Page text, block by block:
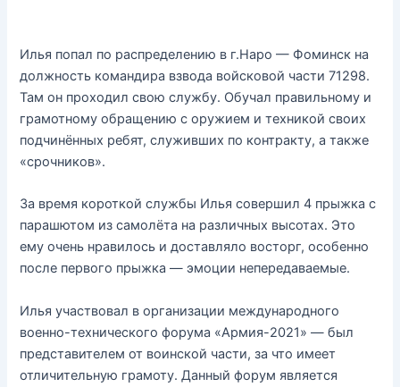
Илья попал по распределению в г.Наро — Фоминск на
должность командира взвода войсковой части 71298.
Там он проходил свою службу. Обучал правильному и
грамотному обращению с оружием и техникой своих
подчинённых ребят, служивших по контракту, а также
«срочников».
За время короткой службы Илья совершил 4 прыжка с
парашютом из самолёта на различных высотах. Это
ему очень нравилось и доставляло восторг, особенно
после первого прыжка — эмоции непередаваемые.
Илья участвовал в организации международного
военно-технического форума «Армия-2021» — был
представителем от воинской части, за что имеет
отличительную грамоту. Данный форум является